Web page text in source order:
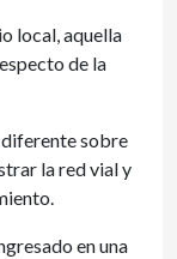
local, aquella
de la
sobre
la red vial y
en una